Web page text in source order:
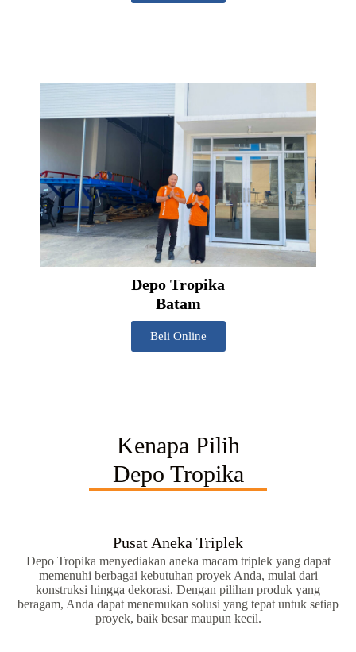
Depo Tropika
Batam
Beli Online
Kenapa Pilih
Depo Tropika
Pusat Aneka Triplek
Depo Tropika menyediakan aneka macam triplek yang dapat
memenuhi berbagai kebutuhan proyek Anda, mulai dari
konstruksi hingga dekorasi. Dengan pilihan produk yang
beragam, Anda dapat menemukan solusi yang tepat untuk setiap
proyek, baik besar maupun kecil.